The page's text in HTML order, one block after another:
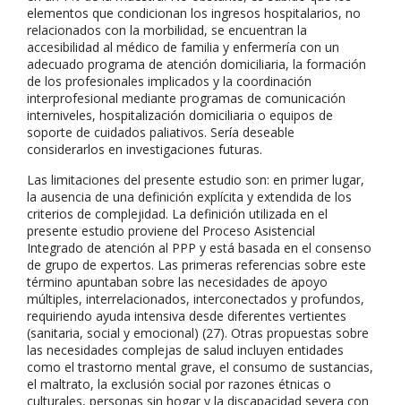
elementos que condicionan los ingresos hospitalarios, no
relacionados con la morbilidad, se encuentran la
accesibilidad al médico de familia y enfermería con un
adecuado programa de atención domiciliaria, la formación
de los profesionales implicados y la coordinación
interprofesional mediante programas de comunicación
interniveles, hospitalización domiciliaria o equipos de
soporte de cuidados paliativos. Sería deseable
considerarlos en investigaciones futuras.
Las limitaciones del presente estudio son: en primer lugar,
la ausencia de una definición explícita y extendida de los
criterios de complejidad. La definición utilizada en el
presente estudio proviene del Proceso Asistencial
Integrado de atención al PPP y está basada en el consenso
de grupo de expertos. Las primeras referencias sobre este
término apuntaban sobre las necesidades de apoyo
múltiples, interrelacionados, interconectados y profundos,
requiriendo ayuda intensiva desde diferentes vertientes
(sanitaria, social y emocional) (27). Otras propuestas sobre
las necesidades complejas de salud incluyen entidades
como el trastorno mental grave, el consumo de sustancias,
el maltrato, la exclusión social por razones étnicas o
culturales, personas sin hogar y la discapacidad severa con